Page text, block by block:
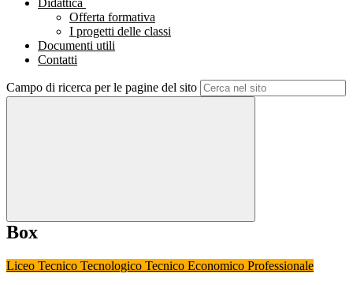
Didattica
Offerta formativa
I progetti delle classi
Documenti utili
Contatti
Campo di ricerca per le pagine del sito
Box
Liceo Tecnico Tecnologico Tecnico Economico Professionale